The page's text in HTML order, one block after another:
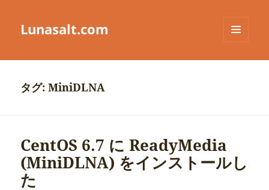
Lunasalt.com
ーとウ
タグ:MiniDLNA
CentOS 6.7 に ReadyMedia
(MiniDLNA) をインストールし
た